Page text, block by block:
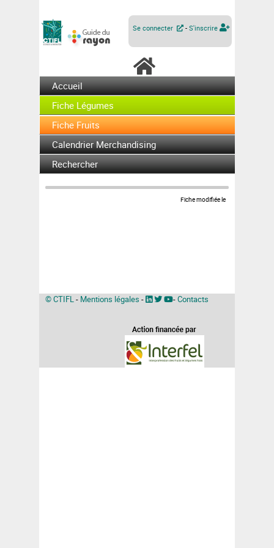
Se connecter - S'inscrire
Accueil
Fiche Légumes
Fiche Fruits
Calendrier Merchandising
Rechercher
Fiche modifiée le
© CTIFL- Mentions légales - -Contacts